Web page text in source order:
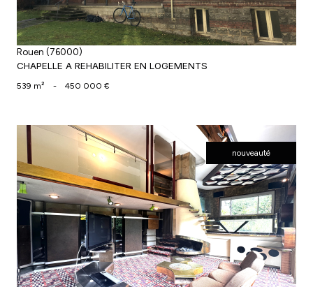
Rouen (76000)
CHAPELLE A REHABILITER EN LOGEMENTS
539 m² - 450 000 €
nouveauté
voir le bien